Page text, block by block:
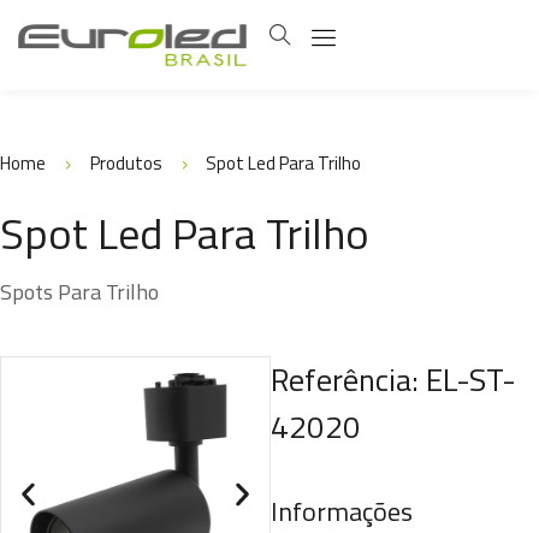
Home Produtos Spot Led Para Trilho
Spot Led Para Trilho
Spots Para Trilho
Referência: EL-ST-
42020
Informações